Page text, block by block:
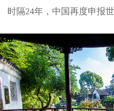
时隔24年，中国再度申报